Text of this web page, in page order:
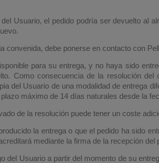
Usuario, el pedido podría ser devuelto al
convenida, debe ponerse en contacto con
para su entrega, y no haya sido
Como consecuencia de la resolución
del Usuario de una modalidad de entrega
máximo de 14 días naturales desde la
de la resolución puede tener un coste
la entrega o que el pedido ha sido
mediante la firma de la recepción
Usuario a partir del momento de su